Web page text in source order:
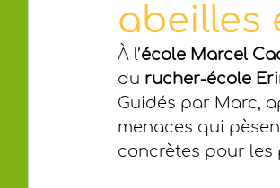
abeilles
À l’école Marcel
du rucher-école
Guidés par Marc,
menaces qui
concrètes pour les